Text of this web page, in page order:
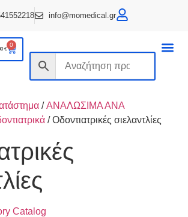
info@momedical.gr
€
0
/ΑΝΑΛΩΣΙΜΑ ΑΝΑ
/ Οδοντιατρικές σιελαντλίες
Catalog